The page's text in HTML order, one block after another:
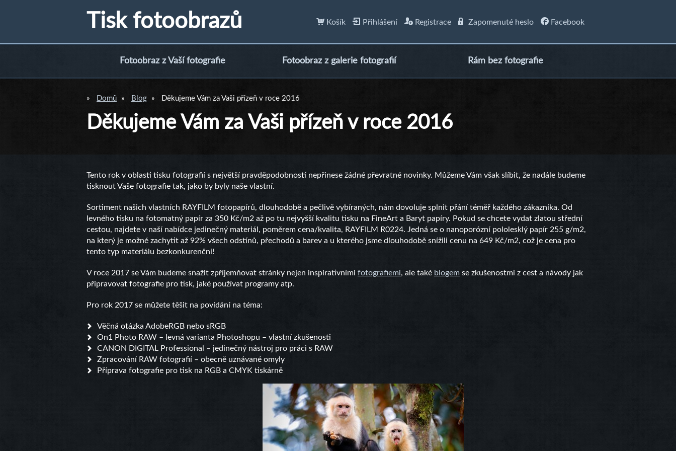
Tisk fotoobrazů Košík Přihlášení Registrace Zapomenuté heslo Facebook
Fotoobraz z Vaší fotografie Fotoobraz z galerie fotografií Rám bez fotografie
Domů Blog Děkujeme Vám za Vaši přízeň v roce 2016
Děkujeme Vám za Vaši přízeň v roce 2016
Tento rok v oblasti tisku fotografií s největší pravděpodobností nepřinese žádné převratné novinky. Můžeme Vám však slíbit, že nadále budeme
tisknout Vaše fotografie tak, jako by byly naše vlastní.
Sortiment našich vlastních RAYFILM fotopapírů, dlouhodobě a pečlivě vybíraných, nám dovoluje splnit přání téměř každého zákazníka. Od
levného tisku na fotomatný papír za 350 Kč/m2 až po tu nejvyšší kvalitu tisku na FineArt a Baryt papíry. Pokud se chcete vydat zlatou střední
cestou, najdete v naší nabídce jedinečný materiál, poměrem cena/kvalita, RAYFILM R0224. Jedná se o nanoporózní pololesklý papír 255 g/m2,
na který je možné zachytit až 92% všech odstínů, přechodů a barev a u kterého jsme dlouhodobě snížili cenu na 649 Kč/m2, což je cena pro
tento typ materiálu bezkonkurenční!
V roce 2017 se Vám budeme snažit zpříjemňovat stránky nejen inspirativními fotografiemi, ale také blogem se zkušenostmi z cest a návody jak
připravovat fotografie pro tisk, jaké používat programy atp.
Pro rok 2017 se můžete těšit na povídání na téma:
Věčná otázka AdobeRGB nebo sRGB
On1 Photo RAW – levná varianta Photoshopu – vlastní zkušenosti
CANON DIGITAL Professional – jedinečný nástroj pro práci s RAW
Zpracování RAW fotografií – obecně uznávané omyly
Příprava fotografie pro tisk na RGB a CMYK tiskárně